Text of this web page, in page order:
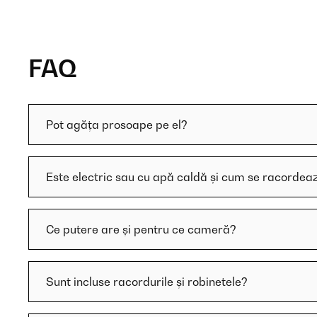
FAQ
Pot agăța prosoape pe el?
Este electric sau cu apă caldă și cum se
Ce putere are și pentru ce cameră?
Sunt incluse racordurile și robinetele?